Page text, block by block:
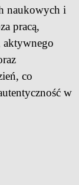
naukowych i
pracą,
aktywnego
co
w